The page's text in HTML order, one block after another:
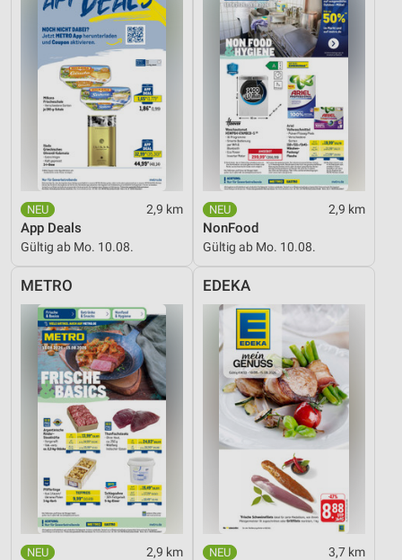
2,9 km
App Deals
Gültig ab Mo. 10.08.
2,9 km
NonFood
Gültig ab Mo. 10.08.
METRO
2,9 km
EDEKA
3,7 km
Entwicklung und Verbesserung der Angebote
Verwendung reduzierter Daten zur Auswahl von
Inhalten
IAB-Besonderheiten:
Verwendung genauer Standortdaten
Geräte anhand von aktiv angeforderten
Informationen identifizieren
Nicht-IAB-Verarbeitungszwecke:
Notwendig
Funktional
Werbung